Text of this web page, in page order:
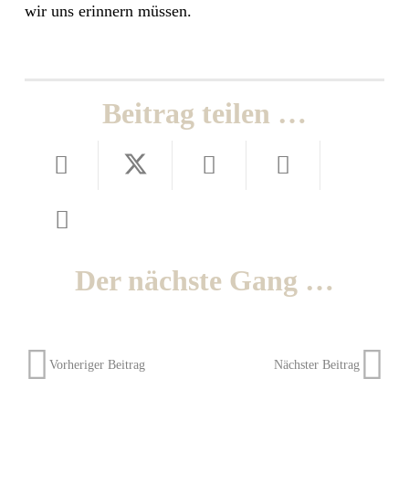
wir uns erinnern müssen.
Beitrag teilen …
Der nächste Gang …
Vorheriger Beitrag Nächster Beitrag